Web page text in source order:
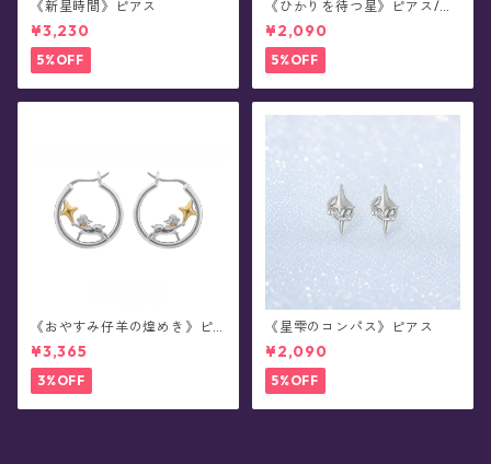
《新星時間》ピアス
¥3,230
5%OFF
《ひかりを待つ星》ピアス/イ
ヤリング
¥2,090
5%OFF
《おやすみ仔羊の煌めき》ピ
アス
¥3,365
3%OFF
《星雫のコンパス》ピアス
¥2,090
5%OFF